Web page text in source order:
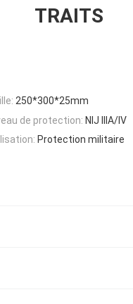
TRAITS
250*300*25mm
de protection: NIJ IIIA/IV
Protection militaire